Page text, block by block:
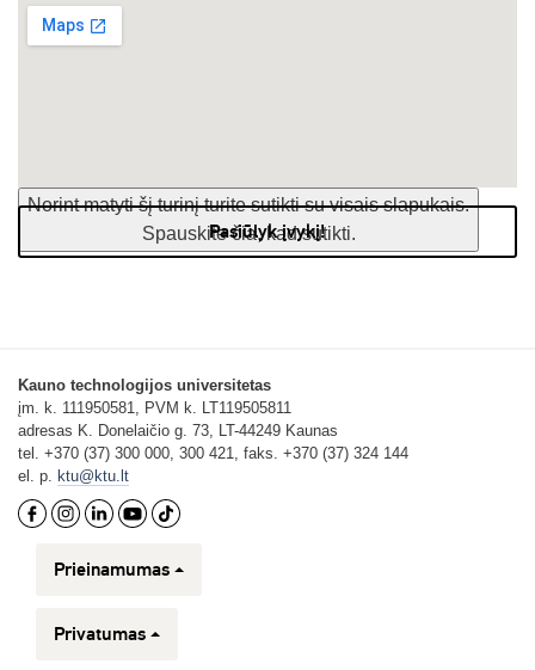
Norint matyti šį turinį turite sutikti su visais slapukais.
Spauskite čia, kad sutikti.
Pasiūlyk įvykį!
Kauno technologijos universitetas
įm. k. 111950581, PVM k. LT119505811
adresas K. Donelaičio g. 73, LT-44249 Kaunas
tel. +370 (37) 300 000, 300 421, faks. +370 (37) 324 144
el. p. ktu@ktu.lt
Prieinamumas
Privatumas